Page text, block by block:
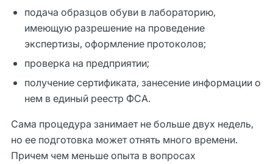
подача образцов обуви в лабораторию,
имеющую разрешение на проведение
экспертизы, оформление протоколов;
проверка на предприятии;
получение сертификата, занесение информации о
нем в единый реестр ФСА.
Сама процедура занимает не больше двух недель,
но ее подготовка может отнять много времени.
Причем чем меньше опыта в вопросах